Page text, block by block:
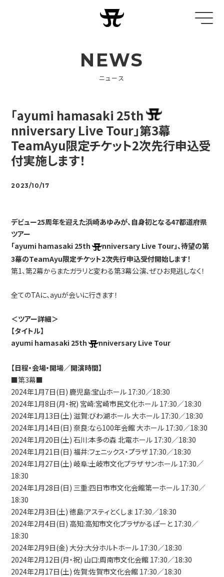
NEWS
ニュース
「ayumi hamasaki 25th
nniversary Live Tour」第3幕
TeamAyu限定チケット2次先行申込受
付実施します！
2023/10/17
デビュー25周年を迎えた浜崎あゆみが、自身初となる47都道府県
ツアー
「ayumi hamasaki 25th
nniversary Live Tour」、待望の第
3幕のTeamAyu限定チケット2次先行申込受付開始します！
第1、第2幕からまたガラリと変わる第3幕公演、ぜひお見逃しなく！
全てのTAに、ayuが会いに行きます！
＜ツアー詳細＞
【タイトル】
ayumi hamasaki 25th
nniversary Live Tour
【日程・会場・開場／開演時間】
■第3幕■
2024年1月7日(日) 鹿児島:宝山ホール 17:30／18:30
2024年1月8日(月・祝) 宮崎:宮崎市民文化ホール 17:30／18:30
2024年1月13日(土) 滋賀:びわ湖ホール 大ホール 17:30／18:30
2024年1月14日(日) 奈良:なら100年会館 大ホール 17:30／18:30
2024年1月20日(土) 石川:本多の森 北電ホール 17:30／18:30
2024年1月21日(日) 福井:フェニックス・プラザ 17:30／18:30
2024年1月27日(土) 岐阜:土岐市文化プラザ サンホール 17:30／
18:30
2024年1月28日(日) 三重:四日市市文化会館第一ホール 17:30／
18:30
2024年2月3日(土) 徳島:アスティとくしま 17:30／18:30
2024年2月4日(日) 高知:高知市文化プラザかるぽーと 17:30／
18:30
2024年2月9日(金) 大分:大分ホルトホール 17:30／18:30
2024年2月12日(月・祝) 山口:周南市文化会館 17:30／18:30
2024年2月17日(土) 佐賀:佐賀市文化会館 17:30／18:30